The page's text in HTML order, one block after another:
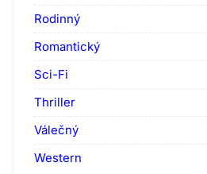
Rodinný
Romantický
Sci-Fi
Thriller
Válečný
Western